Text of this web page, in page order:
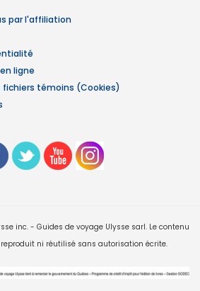
par l'affiliation
ligne
témoins (Cookies)
inc. - Guides de voyage Ulysse sarl. Le contenu
ni réutilisé sans autorisation écrite.